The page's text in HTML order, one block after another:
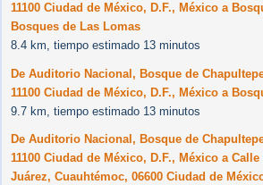
11100 Ciudad de México, D.F., México a
Bosques de Las Lomas
8.4 km, tiempo estimado 13 minutos
De Auditorio Nacional, Bosque de
11100 Ciudad de México, D.F., México a
9.7 km, tiempo estimado 13 minutos
De Auditorio Nacional, Bosque de
11100 Ciudad de México, D.F., México a
Juárez, Cuauhtémoc, 06600 Ciudad de